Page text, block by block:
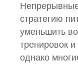
стратегию
уменьшить
тренировок
однако